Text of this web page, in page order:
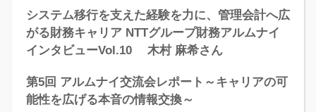
システム移行を支えた経験を力に、管理会計へ広
がる財務キャリア NTTグループ財務アルムナイ
インタビューVol.10 木村 麻希さん
第5回 アルムナイ交流会レポート～キャリアの可
能性を広げる本音の情報交換～